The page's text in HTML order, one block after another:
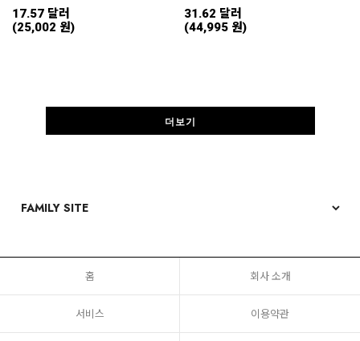
17.57 달러
(25,002 원)
31.62 달러
(44,995 원)
더보기
홈 회사 소개
서비스 이용약관